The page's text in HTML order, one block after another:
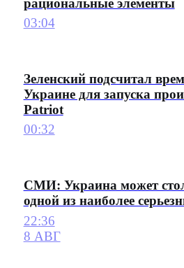
03:04
Зеленский подсчитал
Украине для запуска
Patriot
00:32
СМИ: Украина может
одной из наиболее
22:36
8 АВГ